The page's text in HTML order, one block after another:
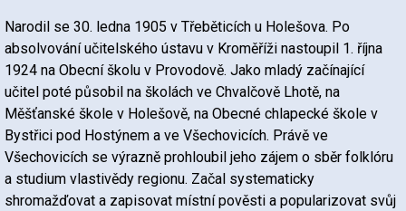
Narodil se 30. ledna 1905 v Třeběticích u Holešova. Po
absolvování učitelského ústavu v Kroměříži nastoupil 1. října
1924 na Obecní školu v Provodově. Jako mladý začínající
učitel poté působil na školách ve Chvalčově Lhotě, na
Měšťanské škole v Holešově, na Obecné chlapecké škole v
Bystřici pod Hostýnem a ve Všechovicích. Právě ve
Všechovicích se výrazně prohloubil jeho zájem o sběr folklóru
a studium vlastivědy regionu. Začal systematicky
shromažďovat a zapisovat místní pověsti a popularizovat svůj